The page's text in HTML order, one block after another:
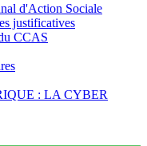
d'Action Sociale
justificatives
CCAS
: LA CYBER